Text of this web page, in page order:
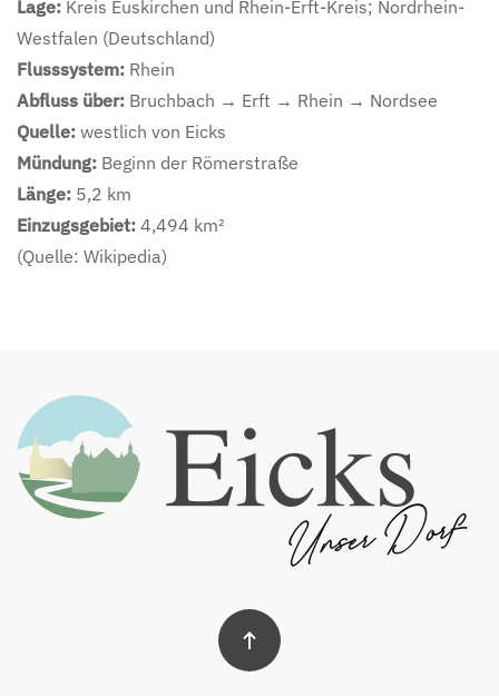
Lage: Kreis Euskirchen und Rhein-Erft-Kreis; Nordrhein-
Westfalen (Deutschland)
Flusssystem: Rhein
Abfluss über: Bruchbach → Erft → Rhein → Nordsee
Quelle: westlich von Eicks
Mündung: Beginn der Römerstraße
Länge: 5,2 km
Einzugsgebiet: 4,494 km²
(Quelle: Wikipedia)